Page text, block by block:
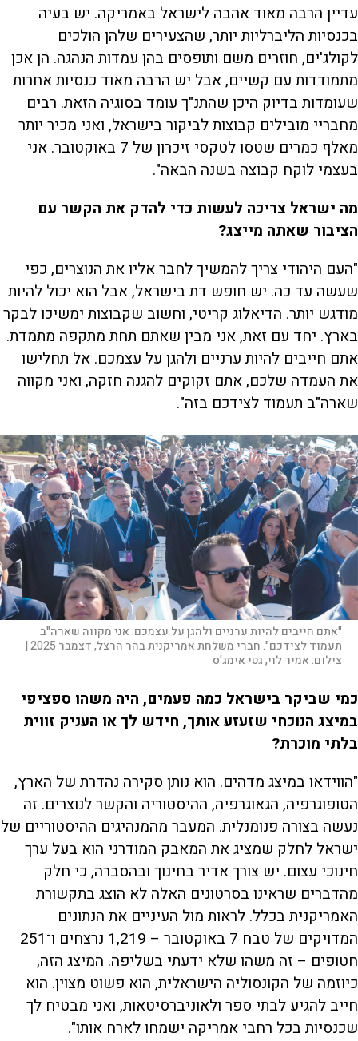
עדיין הרבה מאוד אהבה לישראל באמריקה. יש בעיה
בכנסיות הליברליות יותר, שהצעירים שלהן הולכים
לקולג'ים, חוזרים משם ותופסים בהן עמדות הנהגה. הן אכן
מתמודדות עם קשיים, אבל יש הרבה מאוד כנסיות אחרות
שעומדות בדיוק היכן שהתנ"ך עומד בסוגיה הזאת. רבים
מחבריי מובילים קבוצות לביקור בישראל, ואני מכיר יותר
מאלף כמרים שטסו לטקסי זיכרון של 7 באוקטובר. אני
בעצמי לוקח קבוצה בשנה הבאה".
מה ישראל צריכה לעשות כדי להדק את הקשר עם
הציבור שאתה מייצג?
"העם היהודי צריך להמשיך לחבר אליו את הנוצרים, כפי
שעשה עד כה. יש חופש דת בישראל, אבל הוא יכול להיות
מודגש יותר. הדיאלוג קריטי, וחשוב שקבוצות ימשיכו לבקר
בארץ. יחד עם זאת, אני מבין שאתם תחת מתקפה מתמדת.
אתם חייבים להיות ערניים ולהגן על עצמכם. אל תחלישו
את העמדה שלכם, אתם זקוקים להגנה חזקה, ואני מקווה
שארה"ב תעמוד לצידכם בזה".
"אתם חייבים להיות ערניים ולהגן על עצמכם. אני מקווה שארה"ב
תעמוד לצידכם". חברי משלחת אמריקנית בהר הרצל, דצמבר 2025 |
צילום:אמיר לוי, גטי אימג'ס
כמי שביקר בישראל כמה פעמים, היה משהו ספציפי
במיצג הנוכחי שזעזע אותך, חידש לך או העניק זווית
בלתי מוכרת?
"הווידאו במיצג מדהים. הוא נותן סקירה נהדרת של הארץ,
הטופוגרפיה, הגאוגרפיה, ההיסטוריה והקשר לנוצרים. זה
נעשה בצורה פנומנלית. המעבר מהמנהיגים ההיסטוריים של
ישראל לחלק שמציג את המאבק המודרני הוא בעל ערך
חינוכי עצום. יש צורך אדיר בחינוך ובהסברה, כי חלק
מהדברים שראינו בסרטונים האלה לא הוצג בתקשורת
האמריקנית בכלל. לראות מול העיניים את הנתונים
המדויקים של טבח 7 באוקטובר – 1,219 נרצחים ו־251
חטופים – זה משהו שלא ידעתי בשליפה. המיצג הזה,
כיוזמה של הקונסוליה הישראלית, הוא פשוט מצוין. הוא
חייב להגיע לבתי ספר ולאוניברסיטאות, ואני מבטיח לך
שכנסיות בכל רחבי אמריקה ישמחו לארח אותו".